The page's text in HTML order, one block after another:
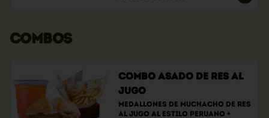
COMBOS
Combo Asado de Res al
Jugo
Medallones de muchacho de res
al jugo al estilo peruano +